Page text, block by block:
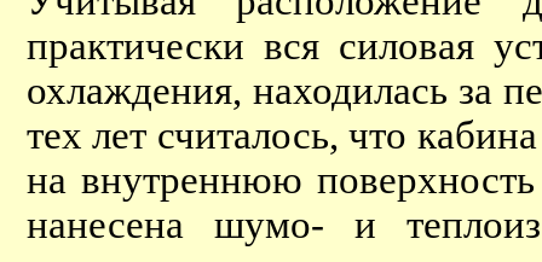
практически вся силовая
охлаждения, находилась за
тех лет считалось, что
на внутреннюю
нанесена шумо- и